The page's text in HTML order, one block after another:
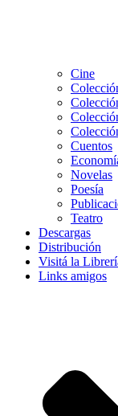
Cine
Cuentos
Novelas
Poesía
Teatro
Descargas
Distribución
Visitá la
Links amigos